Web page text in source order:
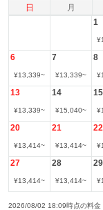
日 月
1
¥
6
¥13,339~
7
¥13,339~
8
¥
13
¥13,339~
14
¥15,040~
15
¥
20
¥13,414~
21
¥13,414~
22
¥
27
¥13,414~
28
¥13,414~
29
¥
2026/08/02 18:09時点の料金